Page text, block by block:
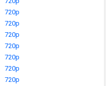
720p
720p
720p
720p
720p
720p
720p